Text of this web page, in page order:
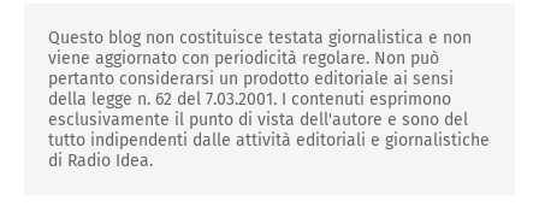
Questo blog non costituisce testata giornalistica e non
viene aggiornato con periodicità regolare. Non può
pertanto considerarsi un prodotto editoriale ai sensi
della legge n. 62 del 7.03.2001. I contenuti esprimono
esclusivamente il punto di vista dell'autore e sono del
tutto indipendenti dalle attività editoriali e giornalistiche
di Radio Idea.